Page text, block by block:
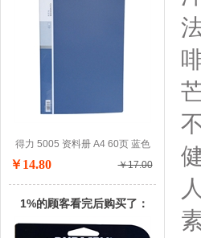
得力 5005 资料册 A4 60页 蓝色
￥14.80 ￥17.00
1%的顾客看完后购买了：